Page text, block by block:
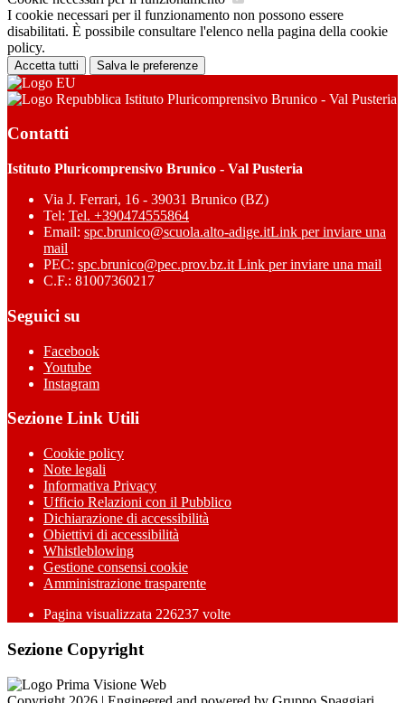
I cookie necessari per il funzionamento non possono essere
disabilitati. È possibile consultare l'elenco nella pagina della cookie
policy.
Accetta tutti Salva le preferenze
Istituto Pluricomprensivo Brunico - Val Pusteria
Contatti
Istituto Pluricomprensivo Brunico - Val Pusteria
Via J. Ferrari, 16 - 39031 Brunico (BZ)
Tel: Tel. +390474555864
Email: spc.brunico@scuola.alto-adige.itLink per inviare una
mail
PEC: spc.brunico@pec.prov.bz.it Link per inviare una mail
C.F.: 81007360217
Seguici su
Facebook
Youtube
Instagram
Sezione Link Utili
Cookie policy
Note legali
Informativa Privacy
Ufficio Relazioni con il Pubblico
Dichiarazione di accessibilità
Obiettivi di accessibilità
Whistleblowing
Gestione consensi cookie
Amministrazione trasparente
Pagina visualizzata 226237 volte
Sezione Copyright